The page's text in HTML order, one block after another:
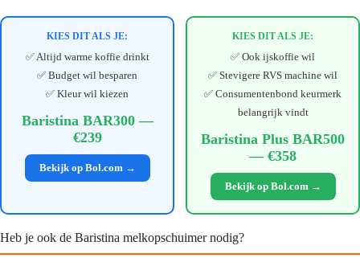
KIES DIT ALS JE:
✅ Altijd warme koffie drinkt
✅ Budget wil besparen
✅ Kleur wil kiezen
Baristina BAR300 —
€239
Bekijk op Bol.com →
KIES DIT ALS JE:
✅ Ook ijskoffie wil
✅ Stevigere RVS machine wil
✅ Consumentenbond keurmerk
belangrijk vindt
Baristina Plus BAR500
— €358
Bekijk op Bol.com →
Heb je ook de Baristina melkopschuimer nodig?